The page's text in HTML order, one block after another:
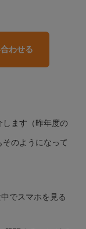
わせる
します（昨年度の
のようになって
でスマホを見る